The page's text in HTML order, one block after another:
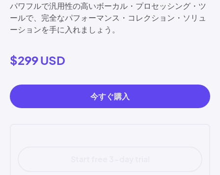
パワフルで汎用性の高いボーカル・プロセッシング・ツ
ールで、完全なパフォーマンス・コレクション・ソリュ
ーションを手に入れましょう。
$299 USD
今すぐ購入